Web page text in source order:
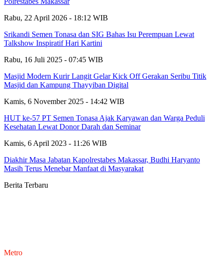
Rabu, 22 April 2026 - 18:12 WIB
Srikandi Semen Tonasa dan SIG Bahas Isu Perempuan Lewat
Talkshow Inspiratif Hari Kartini
Rabu, 16 Juli 2025 - 07:45 WIB
Masjid Modern Kurir Langit Gelar Kick Off Gerakan Seribu Titik
Masjid dan Kampung Thayyiban Digital
Kamis, 6 November 2025 - 14:42 WIB
HUT ke-57 PT Semen Tonasa Ajak Karyawan dan Warga Peduli
Kesehatan Lewat Donor Darah dan Seminar
Kamis, 6 April 2023 - 11:26 WIB
Diakhir Masa Jabatan Kapolrestabes Makassar, Budhi Haryanto
Masih Terus Menebar Manfaat di Masyarakat
Berita Terbaru
Metro